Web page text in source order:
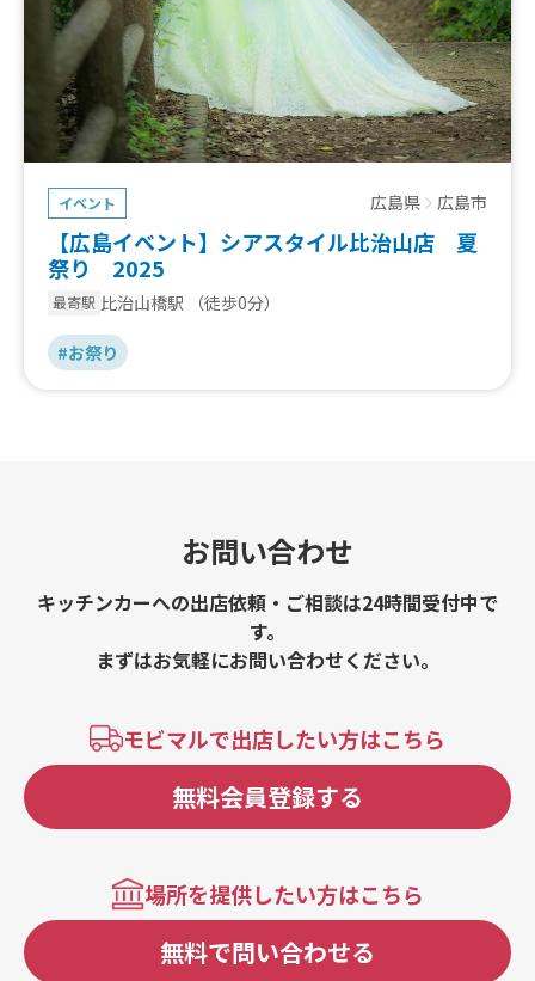
イベント 広島県 広島市
【広島イベント】シアスタイル比治山店 夏
祭り 2025
最寄駅 比治山橋駅 （徒歩0分）
#お祭り
お問い合わせ
キッチンカーへの出店依頼・ご相談は24時間受付中で
す。
まずはお気軽にお問い合わせください。
モビマルで出店したい方はこちら
無料会員登録する
場所を提供したい方はこちら
無料で問い合わせる